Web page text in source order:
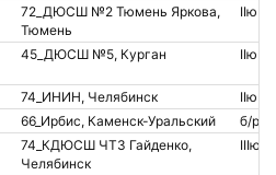
72_ДЮСШ №2 Тюмень Яркова,
Тюмень
IIю
45_ДЮСШ №5, Курган IIю
74_ИНИН, Челябинск
IIю
66_Ирбис, Каменск-Уральский
б/р
74_КДЮСШ ЧТЗ Гайденко,
Челябинск
IIIю